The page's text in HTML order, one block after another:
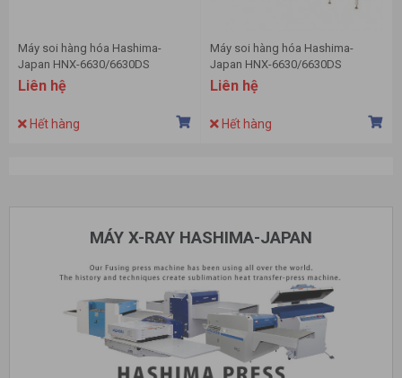
Máy soi hàng hóa Hashima-
Japan HNX-6630/6630DS
Liên hệ
Hết hàng
Máy soi hàng hóa Hashima-
Japan HNX-6630/6630DS
Liên hệ
Hết hàng
MÁY X-RAY HASHIMA-JAPAN